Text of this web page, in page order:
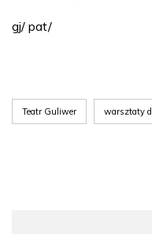
gj/ pat/
Teatr Guliwer warsztaty